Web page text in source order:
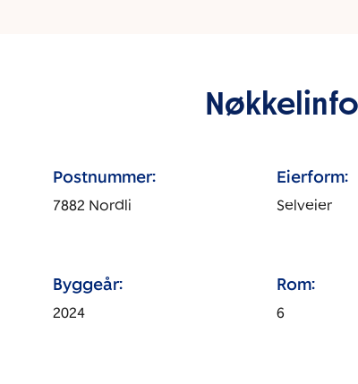
Postnummer:
7882 Nordli
Eierform:
Selveier
Byggeår:
2024
Rom:
6